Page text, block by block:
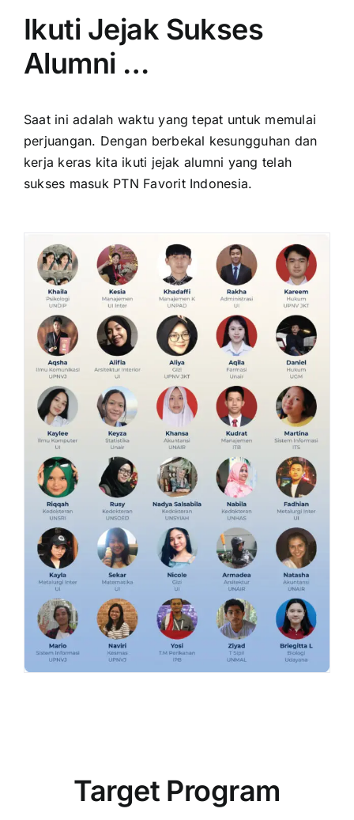
Ikuti Jejak Sukses
Alumni …
Saat ini adalah waktu yang tepat untuk memulai
perjuangan. Dengan berbekal kesungguhan dan
kerja keras kita ikuti jejak alumni yang telah
sukses masuk PTN Favorit Indonesia.
Target Program